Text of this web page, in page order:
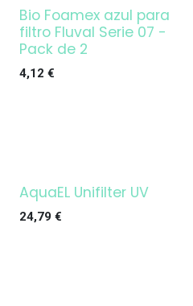
Bio Foamex azul para
filtro Fluval Serie 07 -
Pack de 2
4,12 €
¡OFERTA!
AquaEL Unifilter UV
24,79 €